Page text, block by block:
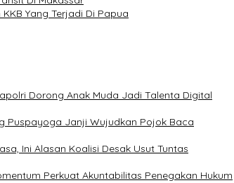
Yang Terjadi Di Papua
Dorong Anak Muda Jadi Talenta Digital
Puspayoga Janji Wujudkan Pojok Baca
Ini Alasan Koalisi Desak Usut Tuntas
Perkuat Akuntabilitas Penegakan Hukum